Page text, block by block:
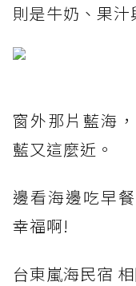
則是牛奶、果汁
窗外那片藍海
藍又這麼近。
邊看海邊吃早
幸福啊!
台東嵐海民宿